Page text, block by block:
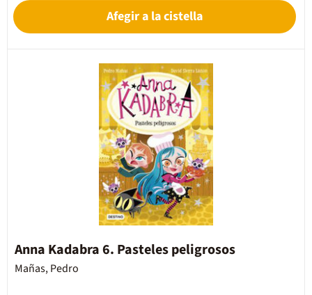
Afegir a la cistella
Anna Kadabra 6. Pasteles peligrosos
Mañas, Pedro